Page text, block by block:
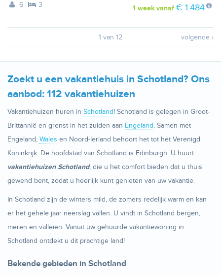
6
3 1 weekvanaf € 1.484
1 van 12 volgende ›
Zoekt u een vakantiehuis in Schotland? Ons
aanbod: 112 vakantiehuizen
Vakantiehuizen huren in Schotland! Schotland is gelegen in Groot-
Brittannië en grenst in het zuiden aan Engeland. Samen met
Engeland, Wales en Noord-Ierland behoort het tot het Verenigd
Koninkrijk. De hoofdstad van Schotland is Edinburgh. U huurt
vakantiehuizen Schotland, die u het comfort bieden dat u thuis
gewend bent, zodat u heerlijk kunt genieten van uw vakantie.
In Schotland zijn de winters mild, de zomers redelijk warm en kan
er het gehele jaar neerslag vallen. U vindt in Schotland bergen,
meren en valleien. Vanuit uw gehuurde vakantiewoning in
Schotland ontdekt u dit prachtige land!
Bekende gebieden in Schotland